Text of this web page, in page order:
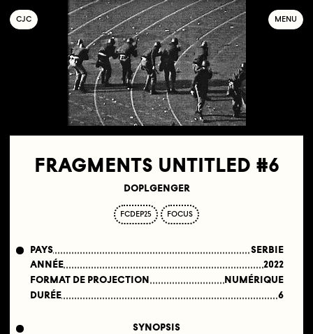
COLLECTIF
JEUNE
C INÉMA MENU
FRAGMENTS UNTITLED #6
DOPLGENGER
FCDEP25 FOCUS
PAYS
SERBIE
ANNÉE
2022
FORMAT DE PROJECTION
NUMÉRIQUE
DURÉE
6
SYNOPSIS